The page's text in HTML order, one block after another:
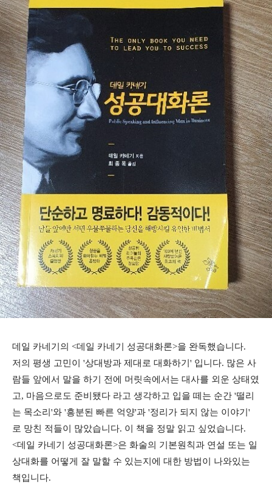
데일 카네기의 <데일 카네기 성공대화론>을 완독했습니다.
저의 평생 고민이 '상대방과 제대로 대화하기' 입니다. 많은 사
람들 앞에서 말을 하기 전에 머릿속에서는 대사를 외운 상태였
고, 마음으로도 준비됐다 라고 생각하고 입을 떼는 순간 '떨리
는 목소리'와 '흥분된 빠른 억양'과 '정리가 되지 않는 이야기'
로 망친 적들이 많았습니다. 이 책을 정말 읽고 싶었습니다.
<데일 카네기 성공대화론>은 화술의 기본원칙과 연설 또는 일
상대화를 어떻게 잘 말할 수 있는지에 대한 방법이 나와있는
책입니다.